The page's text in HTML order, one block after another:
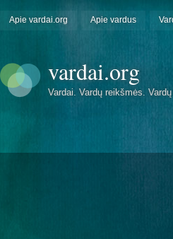
Apie vardai.org Apie vardus
vardai.org
Vardai. Vardų reikšmės. Vardų